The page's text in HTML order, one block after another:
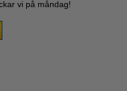
vi på måndag!